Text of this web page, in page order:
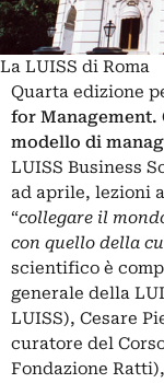
La LUISS di Roma
Quarta edizione
for Management.
modello di
LUISS Business
ad aprile, lezioni
“collegare il
con quello della
scientifico è
generale della
LUISS), Cesare
curatore del
Fondazione